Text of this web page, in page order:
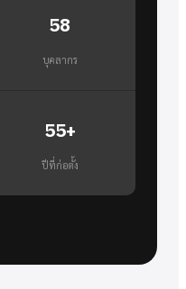
58
บุคลากร
55+
ปีที่ก่อตั้ง